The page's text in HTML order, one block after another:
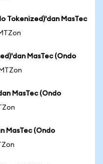
Tokenized)'dan MasTec
MasTec (Ondo
MasTec (Ondo
MasTec (Ondo